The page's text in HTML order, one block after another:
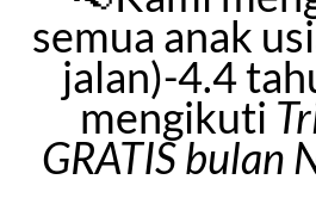
semua anak
jalan)-4.4
mengikuti
GRATIS bulan